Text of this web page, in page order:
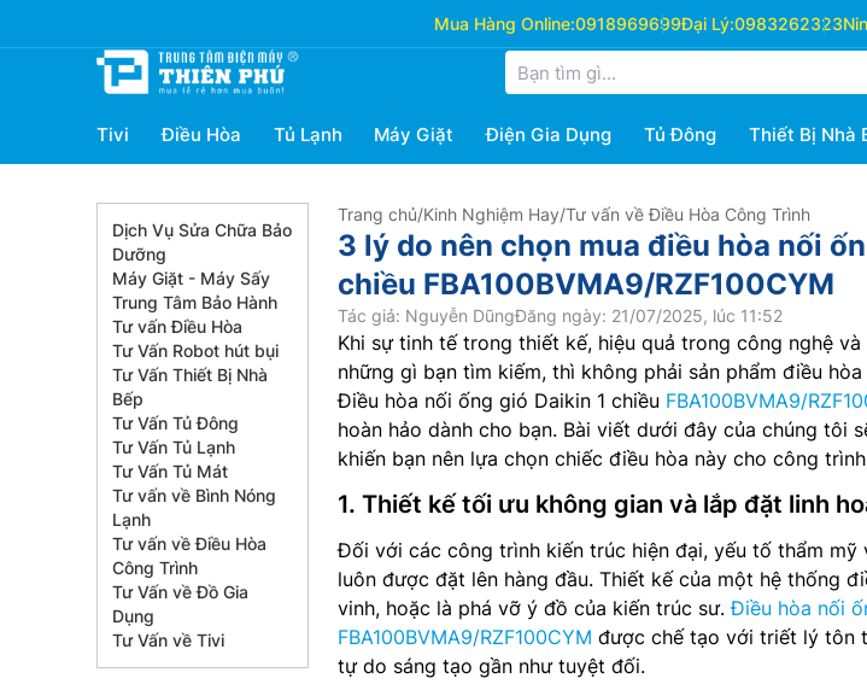
Mua Hàng Online:0918969699Đại Lý:0983262323
Tivi Điều Hòa Tủ Lạnh Máy Giặt Điện Gia Dụng Tủ Đông Thiết Bị Nhà
Dịch Vụ Sửa Chữa Bảo
Dưỡng
Máy Giặt - Máy Sấy
Trung Tâm Bảo Hành
Tư vấn Điều Hòa
Tư Vấn Robot hút bụi
Tư Vấn Thiết Bị Nhà
Bếp
Tư Vấn Tủ Đông
Tư Vấn Tủ Lạnh
Tư Vấn Tủ Mát
Tư vấn về Bình Nóng
Lạnh
Tư vấn về Điều Hòa
Công Trình
Tư Vấn về Đồ Gia
Dụng
Tư Vấn về Tivi
Trang chủ/Kinh Nghiệm Hay/Tư vấn về Điều Hòa Công Trình
3 lý do nên chọn mua điều hòa nối
chiều FBA100BVMA9/RZF100CYM
Tác giả: Nguyễn DũngĐăng ngày: 21/07/2025, lúc 11:52
Khi sự tinh tế trong thiết kế, hiệu quả trong công nghệ
những gì bạn tìm kiếm, thì không phải sản phẩm điều
Điều hòa nối ống gió Daikin 1 chiều FBA100BVMA9/
hoàn hảo dành cho bạn. Bài viết dưới đây của chúng tôi
khiến bạn nên lựa chọn chiếc điều hòa này cho công
1. Thiết kế tối ưu không gian và lắp đặt linh
Đối với các công trình kiến trúc hiện đại, yếu tố thẩm mỹ
luôn được đặt lên hàng đầu. Thiết kế của một hệ thống
vinh, hoặc là phá vỡ ý đồ của kiến trúc sư.Điều hòa nối
FBA100BVMA9/RZF100CYM được chế tạo với triết lý tôn
tự do sáng tạo gần như tuyệt đối.